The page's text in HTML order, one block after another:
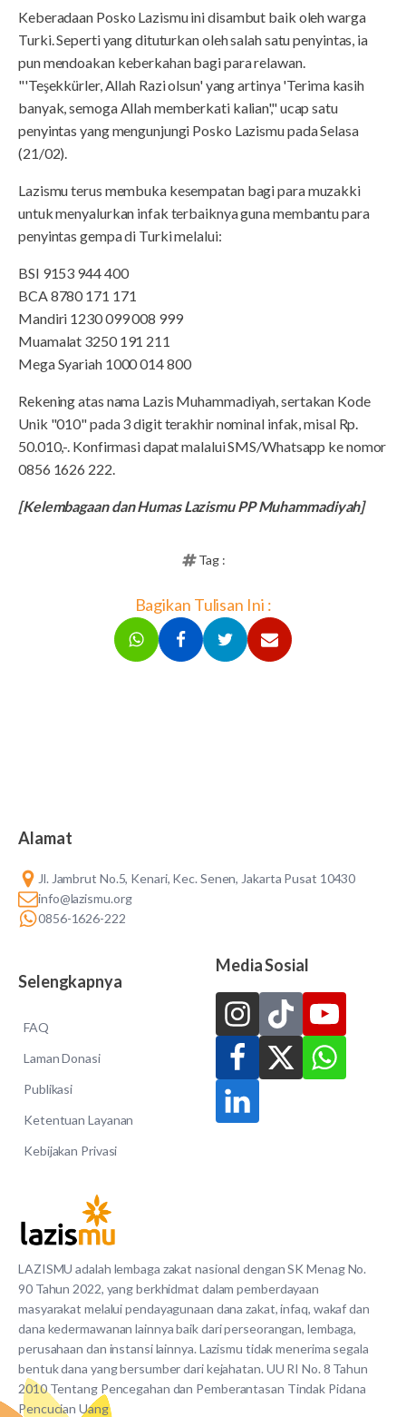
Keberadaan Posko Lazismu ini disambut baik oleh warga
Turki. Seperti yang dituturkan oleh salah satu penyintas, ia
pun mendoakan keberkahan bagi para relawan.
"'Teşekkürler, Allah Razi olsun' yang artinya 'Terima kasih
banyak, semoga Allah memberkati kalian'," ucap satu
penyintas yang mengunjungi Posko Lazismu pada Selasa
(21/02).
Lazismu terus membuka kesempatan bagi para muzakki
untuk menyalurkan infak terbaiknya guna membantu para
penyintas gempa di Turki melalui:
BSI 9153 944 400
BCA 8780 171 171
Mandiri 1230 099 008 999
Muamalat 3250 191 211
Mega Syariah 1000 014 800
Rekening atas nama Lazis Muhammadiyah, sertakan Kode
Unik "010" pada 3 digit terakhir nominal infak, misal Rp.
50.010,-. Konfirmasi dapat malalui SMS/Whatsapp ke nomor
0856 1626 222.
[Kelembagaan dan Humas Lazismu PP Muhammadiyah]
Tag :
Bagikan Tulisan Ini :
LAZISMU adalah lembaga zakat nasional dengan SK Menag No.
90 Tahun 2022, yang berkhidmat dalam pemberdayaan
masyarakat melalui pendayagunaan dana zakat, infaq, wakaf dan
dana kedermawanan lainnya baik dari perseorangan, lembaga,
perusahaan dan instansi lainnya. Lazismu tidak menerima segala
bentuk dana yang bersumber dari kejahatan. UU RI No. 8 Tahun
2010 Tentang Pencegahan dan Pemberantasan Tindak Pidana
Pencucian Uang
Alamat
Jl. Jambrut No.5, Kenari, Kec. Senen, Jakarta Pusat 10430
info@lazismu.org
0856-1626-222
Selengkapnya
FAQ
Laman Donasi
Publikasi
Ketentuan Layanan
Kebijakan Privasi
Media Sosial